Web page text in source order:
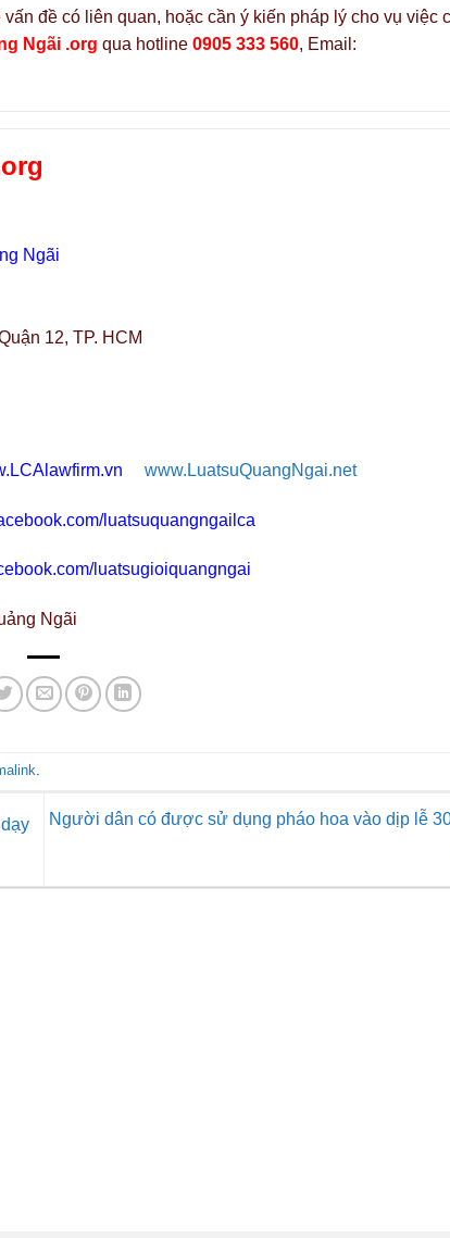
đề có liên quan, hoặc cần ý kiến pháp lý cho vụ việc
Ngãi .org qua hotline 0905 333 560, Email:
Ngãi
12, TP. HCM
www.LuatsuQuangNgai.net
luatsuquangngailca
luatsugioiquangngai
Ngãi
.
Người dân có được sử dụng pháo hoa vào dịp lễ